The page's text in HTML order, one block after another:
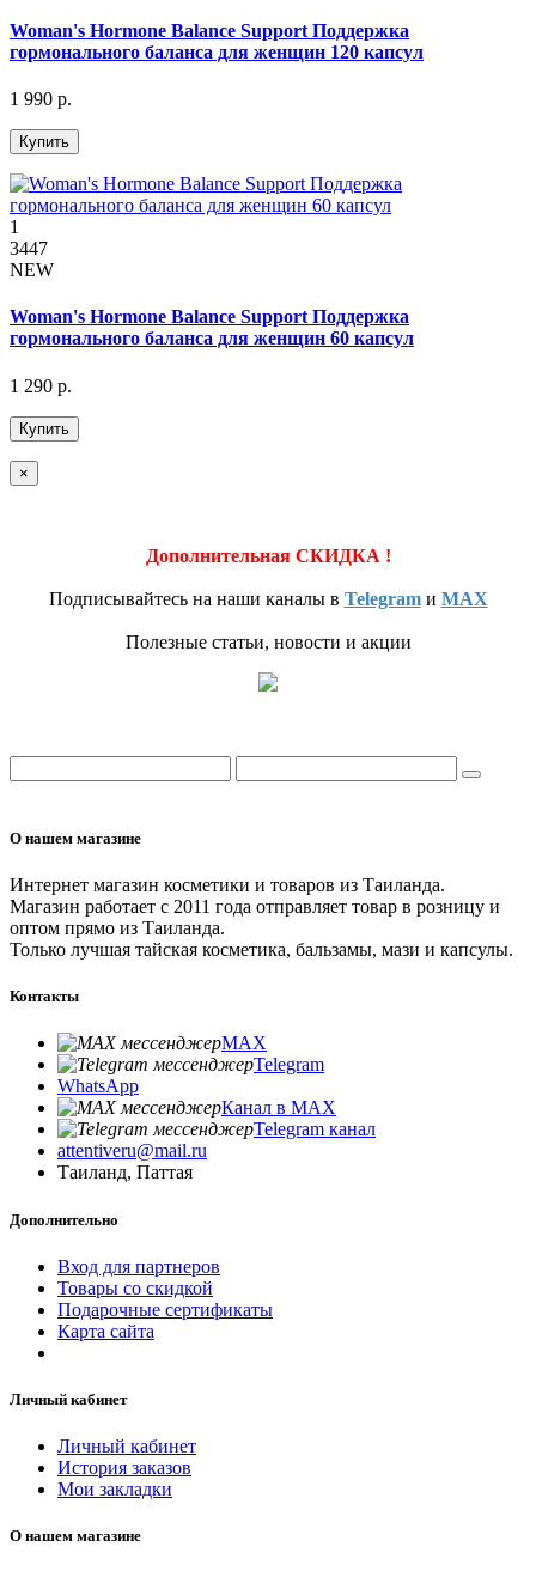
Woman's Hormone Balance Support Поддержка
гормонального баланса для женщин 120 капсул
1 990 р.
Купить
1
3447
NEW
Woman's Hormone Balance Support Поддержка
гормонального баланса для женщин 60 капсул
1 290 р.
Купить
×
Дополнительная СКИДКА !
Подписывайтесь на наши каналы в Telegramи MAX
Полезные статьи, новости и акции
О нашем магазине
Интернет магазин косметики и товаров из Таиланда.
Магазин работает с 2011 года отправляет товар в розницу и
оптом прямо из Таиланда.
Только лучшая тайская косметика, бальзамы, мази и капсулы.
Контакты
MAX
Telegram
WhatsApp
Канал в MAX
Telegram канал
attentiveru@mail.ru
Таиланд, Паттая
Дополнительно
Вход для партнеров
Товары со скидкой
Подарочные сертификаты
Карта сайта
Личный кабинет
Личный кабинет
История заказов
Мои закладки
О нашем магазине